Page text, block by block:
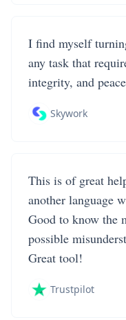
I find myself
any task that
integrity, and
Skywork
This is of great
another language
Good to know the
possible
Great tool!
Trustpilot